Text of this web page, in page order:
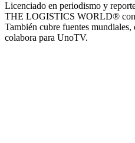
Licenciado en periodismo y
THE LOGISTICS WORLD® con
También cubre fuentes
colabora para UnoTV.